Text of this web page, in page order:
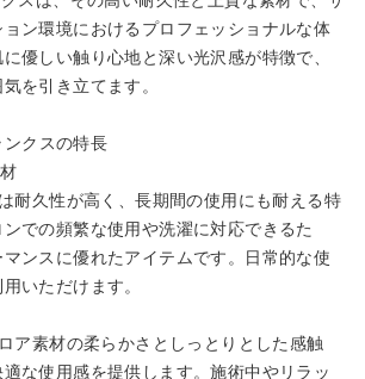
ン環境におけるプロフェッショナルな体
優しい触り心地と深い光沢感が特徴で、
を引き立てます。
クスの特長
耐久性が高く、長期間の使用にも耐える特
での頻繁な使用や洗濯に対応できるた
ンスに優れたアイテムです。日常的な使
いただけます。
ア素材の柔らかさとしっとりとした感触
な使用感を提供します。施術中やリラッ